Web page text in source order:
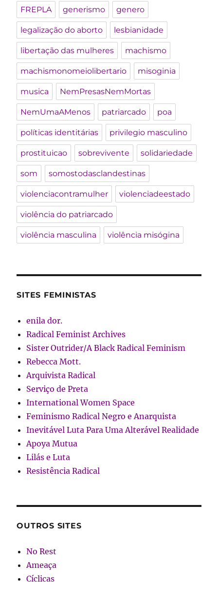
FREPLA generismo genero
legalização do aborto lesbianidade
libertação das mulheres machismo
machismonomeiolibertario misoginia
musica NemPresasNemMortas
NemUmaAMenos patriarcado poa
políticas identitárias privilegio masculino
prostituicao sobrevivente solidariedade
som somostodasclandestinas
violenciacontramulher violenciadeestado
violência do patriarcado
violência masculina violência misógina
SITES FEMINISTAS
enila dor.
Radical Feminist Archives
Sister Outrider/A Black Radical Feminism
Rebecca Mott.
Arquivista Radical
Serviço de Preta
International Women Space
Feminismo Radical Negro e Anarquista
Inevitável Luta Para Uma Alterável Realidade
Apoya Mutua
Lilás e Luta
Resistência Radical
OUTROS SITES
No Rest
Ameaça
Cíclicas